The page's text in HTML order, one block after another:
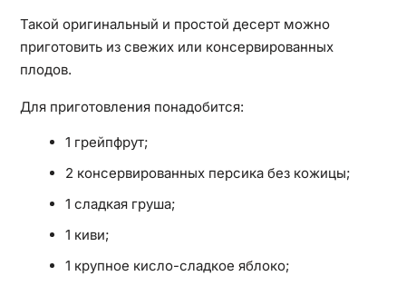
Такой оригинальный и простой десерт можно
приготовить из свежих или консервированных
плодов.
Для приготовления понадобится:
1 грейпфрут;
2 консервированных персика без кожицы;
1 сладкая груша;
1 киви;
1 крупное кисло-сладкое яблоко;